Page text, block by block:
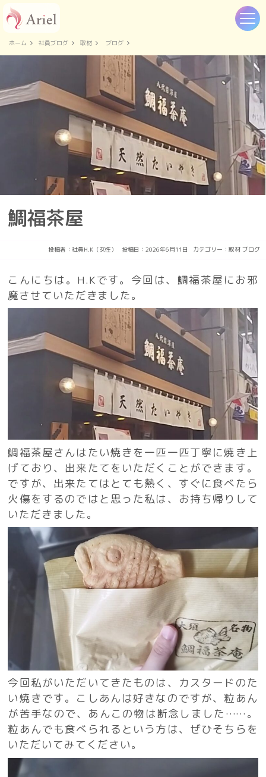
ホーム 社員ブログ 取材 ブログ
鯛福茶屋
投稿者： 社員H.K（女性） 投稿日：2026年6月11日 カテゴリー： 取材 ブログ
こんにちは。H.Kです。今回は、鯛福茶屋にお邪
魔させていただきました。
鯛福茶屋さんはたい焼きを一匹一匹丁寧に焼き上
げており、出来たてをいただくことができます。
ですが、出来たてはとても熱く、すぐに食べたら
火傷をするのではと思った私は、お持ち帰りして
いただきました。
今回私がいただいてきたものは、カスタードのた
い焼きです。こしあんは好きなのですが、粒あん
が苦手なので、あんこの物は断念しました……。
粒あんでも食べられるという方は、ぜひそちらを
いただいてみてください。